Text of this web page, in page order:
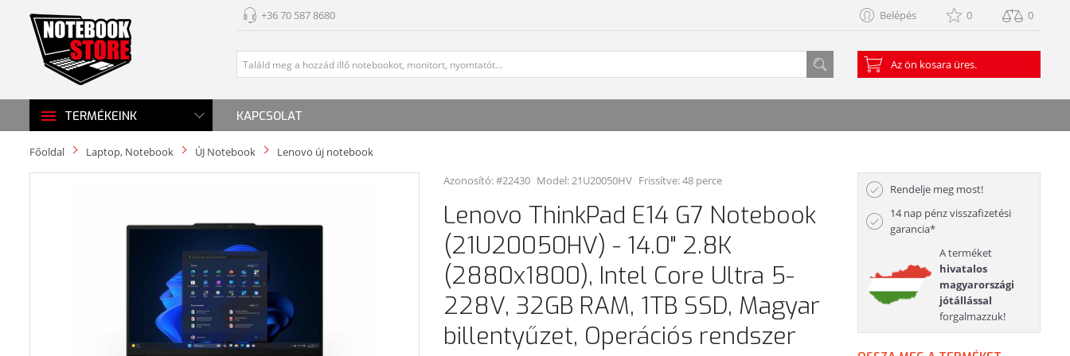
+36 70 587 8680 Belépés 0 0
Az ön kosara üres.
TERMÉKEINK KAPCSOLAT
Főoldal Laptop, Notebook ÚJ Notebook
Lenovo új notebook
Azonosító: #22430 Model:21U20050HV Frissítve: 48 perce
Lenovo ThinkPad E14 G7 Notebook
(21U20050HV) - 14.0" 2.8K
(2880x1800), Intel Core Ultra 5-
228V, 32GB RAM, 1TB SSD, Magyar
billentyűzet, Operációs rendszer
Rendelje meg most!
14 nap pénz visszafizetési
garancia*
A terméket
hivatalos
magyarországi
jótállással
forgalmazzuk!